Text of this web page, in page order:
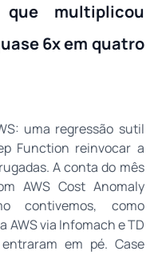
multiplicou
6x em quatro
uma regressão sutil
Function reinvocar a
A conta do mês
AWS Cost Anomaly
contivemos, como
AWS via Infomach e TD
em pé. Case